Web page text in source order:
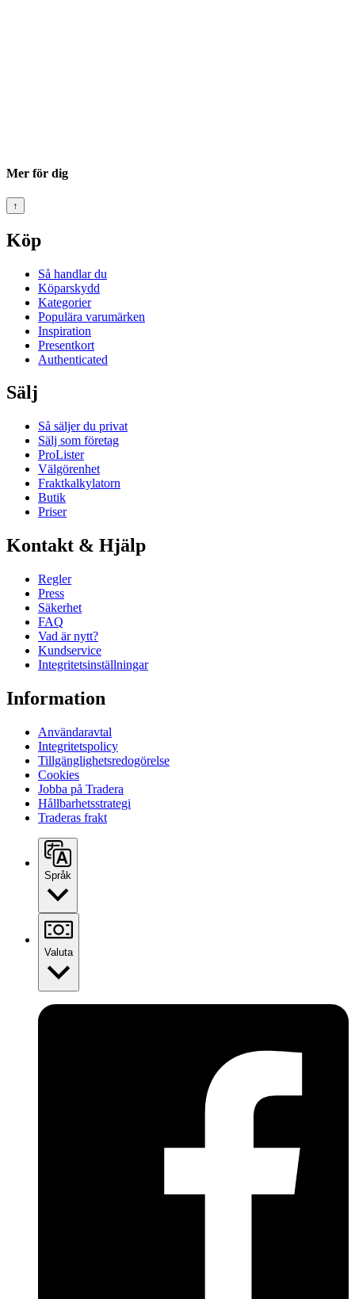
Mer för dig
↑
Köp
Så handlar du
Köparskydd
Kategorier
Populära varumärken
Inspiration
Presentkort
Authenticated
Sälj
Så säljer du privat
Sälj som företag
ProLister
Välgörenhet
Fraktkalkylatorn
Butik
Priser
Kontakt & Hjälp
Regler
Press
Säkerhet
FAQ
Vad är nytt?
Kundservice
Integritetsinställningar
Information
Användaravtal
Integritetspolicy
Tillgänglighetsredogörelse
Cookies
Jobba på Tradera
Hållbarhetsstrategi
Traderas frakt
Språk
Valuta